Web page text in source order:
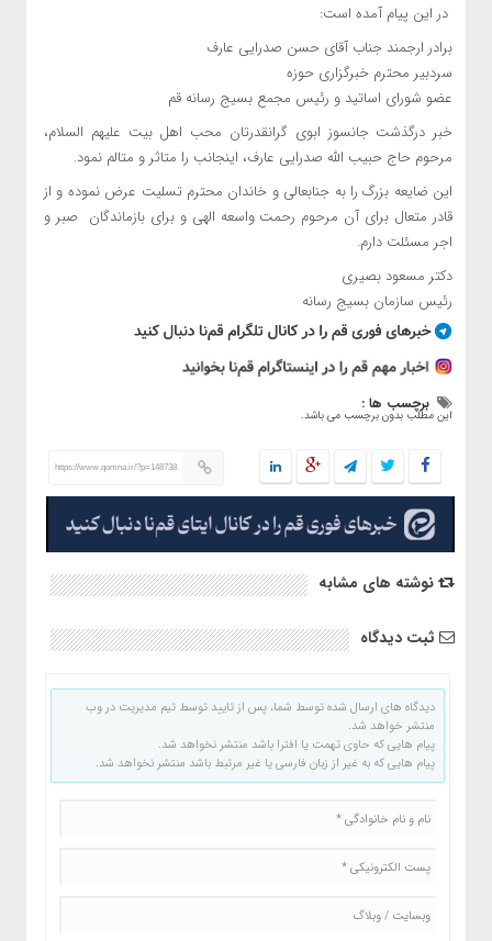
در این پیام آمده است:
برادر ارجمند جناب آقای حسن صدرایی عارف
سردبیر محترم خبرگزاری حوزه
عضو شورای اساتید و رئیس مجمع بسیج رسانه قم
خبر درگذشت جانسوز ابوی گرانقدرتان محب اهل بیت علیهم السلام،
مرحوم حاج حبیب الله صدرایی عارف، اینجانب را متاثر و متالم نمود.
این ضایعه بزرگ را به جنابعالی و خاندان محترم تسلیت عرض نموده و از
قادر متعال برای آن مرحوم رحمت واسعه الهی و برای بازماندگان صبر و
اجر مسئلت دارم.
دکتر مسعود بصیری
رئیس سازمان بسیج رسانه
برچسب ها :
این مطلب بدون برچسب می باشد.
https://www.qomna.ir/?p=148738
نوشته های مشابه
ثبت دیدگاه
دیدگاه های ارسال شده توسط شما، پس از تایید توسط تیم مدیریت در وب
منتشر خواهد شد.
پیام هایی که حاوی تهمت یا افترا باشد منتشر نخواهد شد.
پیام هایی که به غیر از زبان فارسی یا غیر مرتبط باشد منتشر نخواهد شد.